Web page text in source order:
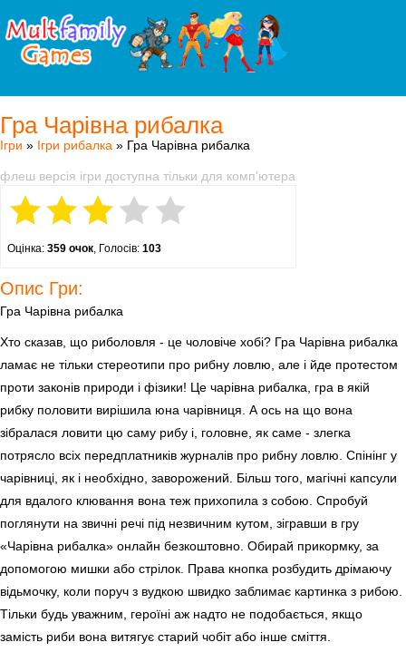
Гра Чарівна рибалка
Ігри » Ігри рибалка » Гра Чарівна рибалка
флеш версія ігри доступна тільки для комп'ютера
Оцінка: 359 очок, Голосів: 103
Опис Гри:
Гра Чарівна рибалка
Хто сказав, що риболовля - це чоловіче хобі? Гра Чарівна рибалка
ламає не тільки стереотипи про рибну ловлю, але і йде протестом
проти законів природи і фізики! Це чарівна рибалка, гра в якій
рибку половити вирішила юна чарівниця. А ось на що вона
зібралася ловити цю саму рибу і, головне, як саме - злегка
потрясло всіх передплатників журналів про рибну ловлю. Спінінг у
чарівниці, як і необхідно, заворожений. Більш того, магічні капсули
для вдалого клювання вона теж прихопила з собою. Спробуй
поглянути на звичні речі під незвичним кутом, зігравши в гру
«Чарівна рибалка» онлайн безкоштовно. Обирай прикормку, за
допомогою мишки або стрілок. Права кнопка розбудить дрімаючу
відьмочку, коли поруч з вудкою швидко заблимає картинка з рибою.
Тільки будь уважним, героїні аж надто не подобається, якщо
замість риби вона витягує старий чобіт або інше сміття.